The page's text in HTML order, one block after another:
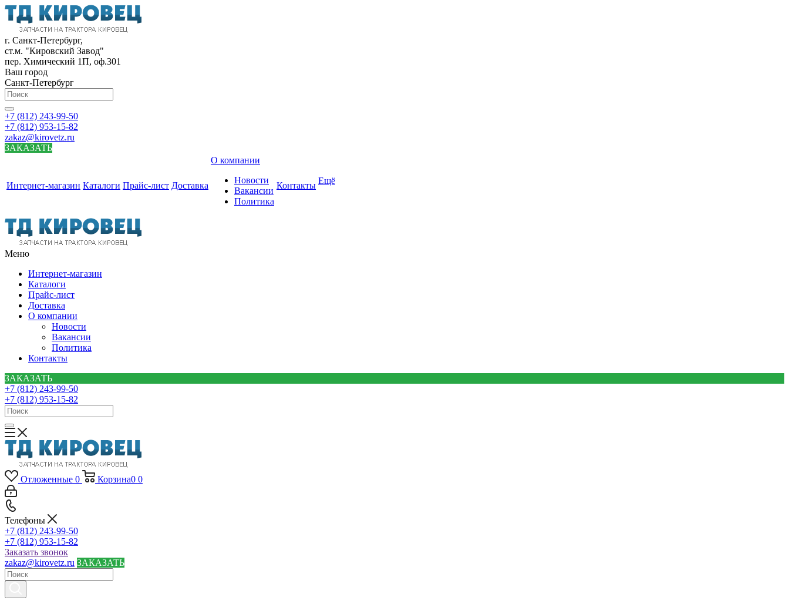
г. Санкт-Петербург,
ст.м. "Кировский Завод"
пер. Химический 1П, оф.301
Ваш город
Санкт-Петербург
+7 (812) 243-99-50
+7 (812) 953-15-82
zakaz@kirovetz.ru
ЗАКАЗАТЬ
Интернет-магазин Каталоги Прайс-лист Доставка
О компании
Новости
Вакансии
Политика
Контакты Ещё
Меню
Интернет-магазин
Каталоги
Прайс-лист
Доставка
О компании
Новости
Вакансии
Политика
Контакты
ЗАКАЗАТЬ
+7 (812) 243-99-50
+7 (812) 953-15-82
Отложенные 0 Корзина0 0
Телефоны
+7 (812) 243-99-50
+7 (812) 953-15-82
Заказать звонок
zakaz@kirovetz.ru ЗАКАЗАТЬ